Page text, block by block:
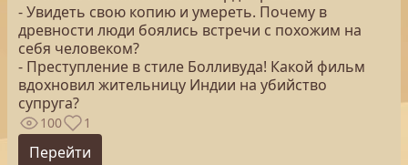
- Увидеть свою копию и умереть. Почему в
древности люди боялись встречи с похожим на
себя человеком?
- Преступление в стиле Болливуда! Какой фильм
вдохновил жительницу Индии на убийство
супруга?
100 1
Перейти